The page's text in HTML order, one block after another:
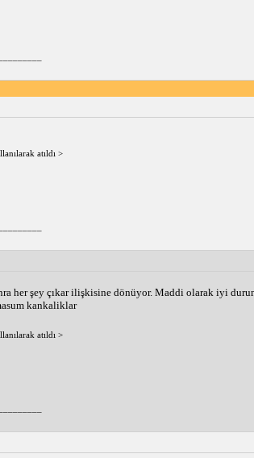
atıldı >
her şey çıkar ilişkisine dönüyor. Maddi olarak iyi
kankaliklar
atıldı >